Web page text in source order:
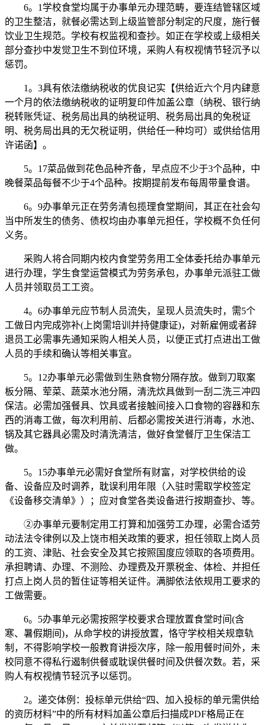
6。1学校食堂均属于办事单元办理范畴，要连结管辖区域
的卫生整洁，就餐必需达到上级监管部分制定的尺度，施行餐
饮业卫生规范。学校有权监视和查抄。如正在学校或上级相关
部分查抄中发觉卫生不到位环境，采购人有权视情节轻沉予以
惩罚。
1。3具有依法缴纳税收的优良记实【供给近六个月内肆意
一个月的依法缴纳税收的证明复印件加盖公章（纳税、银行纳
税转账凭证、税务局出具的纳税证明、税务局出具的免税证
明、税务局出具的无欠税证明，供给任一种均可）或供给信用
许诺函】。
5。17菜品做到花色品种齐备，早点应不少于3个品种，中
晚餐菜品每餐不少于4个品种。按期提前发布每周带量食谱。
6。9办事单元正在劳务清包揽理食堂期间，其正在社会勾
当中所发生的债务、债权均由办事单元担任，学校概不负任何
义务。
采购人将合同期内校内食堂劳务用工全体委托给办事单元
进行办理，学生食堂运营模式为劳务承包，办事单元派驻工做
人员并领取员工工资。
4。6办事单元应节制人员流失，呈现人员流失时，需5个
工做日内完成弥补(上岗需培训并持健康证)，对新雇佣或者辞
退员工必需事先通知采购人相关人员，以便正式打点进出工做
人员的手续和确认等相关事宜。
5。12办事单元必需做到生熟食物分隔存放。做到刀取案
板分隔、荤菜、蔬菜水池分隔，清洗炊具做到一刮二洗三冲四
保洁。必需加强餐具、饮具或者接触间接入口食物的容器和东
西的消毒工做，每次利用前、后都必需按关进行消毒，水池、
锅及其它器具必需及时清洗清洁，做好食堂餐厅卫生保洁工
做。
5。15办事单元必需好食堂所有财富，对学校供给的设
备、设备应及时调养，耽误利用年限（入驻时需取学校签定
《设备移交清单》）；应对食堂各类设备进行按期查抄、等。
②办事单元要制定用工打算和加强劳工办理，必需合适劳
动法法令律例以及上饶市相关政策的要求，担任领取上岗人员
的工资、津贴、社会安全及其它按照国度应领取的各项费用。
承担聘请、办理、不测险、办理费及开票税金、体检、并担任
打点上岗人员的暂住证等相关证件。满脚依法依规用工要求的
工做需要。
6。5办事单元必需按照学校要求合理放置食堂时间(含
寒、暑假期间)，从命学校的讲授放置，恪守学校相关规章轨
制，不得影响学校一般教育讲授次序，除一般用餐时间外，未
校同意不得私行遏制供餐或耽误供餐时间及供餐次数。若，采
购人有权视情节轻沉予以惩罚。
2。递交体例：投标单元供给“四、加入投标的单元需供给
的资历材料”中的所有材料加盖公章后扫描成PDF格局正在